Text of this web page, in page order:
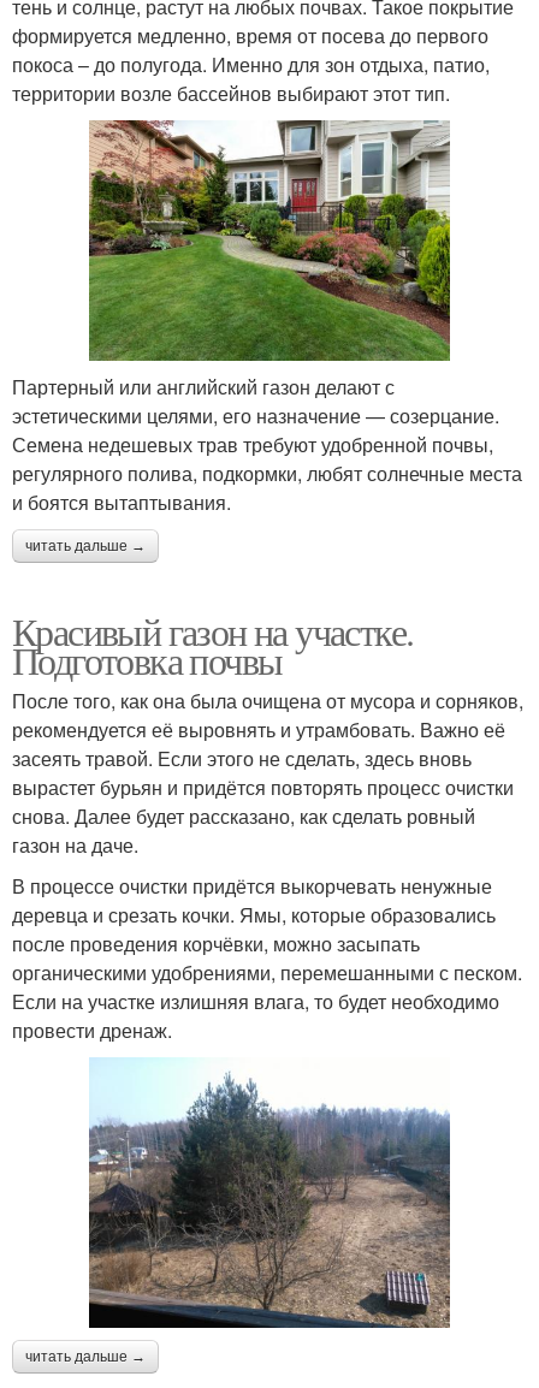
тень и солнце, растут на любых почвах. Такое покрытие
формируется медленно, время от посева до первого
покоса – до полугода. Именно для зон отдыха, патио,
территории возле бассейнов выбирают этот тип.
Партерный или английский газон делают с
эстетическими целями, его назначение — созерцание.
Семена недешевых трав требуют удобренной почвы,
регулярного полива, подкормки, любят солнечные места
и боятся вытаптывания.
читать дальше →
Красивый газон на участке.
Подготовка почвы
После того, как она была очищена от мусора и сорняков,
рекомендуется её выровнять и утрамбовать. Важно её
засеять травой. Если этого не сделать, здесь вновь
вырастет бурьян и придётся повторять процесс очистки
снова. Далее будет рассказано, как сделать ровный
газон на даче.
В процессе очистки придётся выкорчевать ненужные
деревца и срезать кочки. Ямы, которые образовались
после проведения корчёвки, можно засыпать
органическими удобрениями, перемешанными с песком.
Если на участке излишняя влага, то будет необходимо
провести дренаж.
читать дальше →